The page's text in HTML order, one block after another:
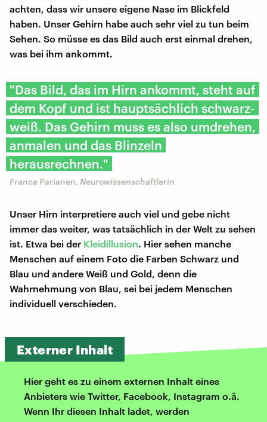
achten, dass wir unsere eigene Nase im Blickfeld
haben. Unser Gehirn habe auch sehr viel zu tun beim
Sehen. So müsse es das Bild auch erst einmal drehen,
was bei ihm ankommt.
"Das Bild, das im Hirn ankommt, steht auf
dem Kopf und ist hauptsächlich schwarz-
weiß. Das Gehirn muss es also umdrehen,
anmalen und das Blinzeln
herausrechnen."
Franca Parianen, Neurowissenschaftlerin
Unser Hirn interpretiere auch viel und gebe nicht
immer das weiter, was tatsächlich in der Welt zu sehen
ist. Etwa bei der Kleidillusion. Hier sehen manche
Menschen auf einem Foto die Farben Schwarz und
Blau und andere Weiß und Gold, denn die
Wahrnehmung von Blau, sei bei jedem Menschen
individuell verschieden.
Externer Inhalt
Hier geht es zu einem externen Inhalt eines
Anbieters wie Twitter, Facebook, Instagram o.ä.
Wenn Ihr diesen Inhalt ladet, werden